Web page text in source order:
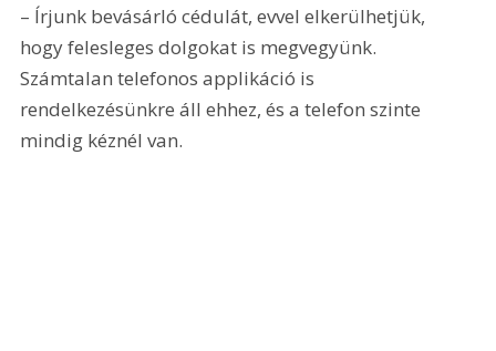
– Írjunk bevásárló cédulát, evvel elkerülhetjük,
hogy felesleges dolgokat is megvegyünk.
Számtalan telefonos applikáció is
rendelkezésünkre áll ehhez, és a telefon szinte
mindig kéznél van.